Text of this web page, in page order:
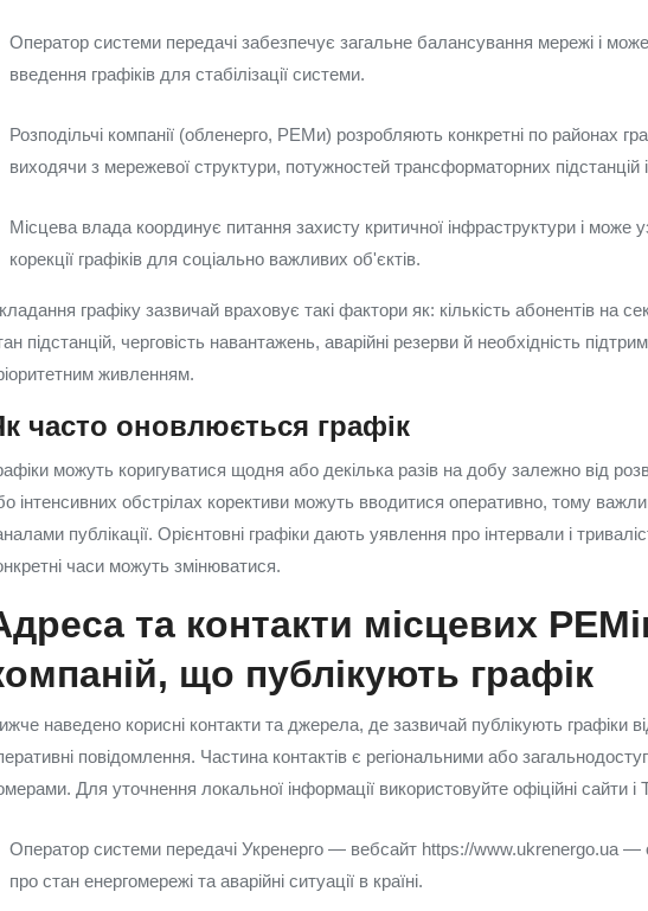
Оператор системи передачі забезпечує загальне балансування мережі і може
введення графіків для стабілізації системи.
Розподільчі компанії (обленерго, РЕМи) розробляють конкретні по районах
виходячи з мережевої структури, потужностей трансформаторних підстанцій
Місцева влада координує питання захисту критичної інфраструктури і може
корекції графіків для соціально важливих об'єктів.
графіку зазвичай враховує такі фактори як: кількість абонентів на
підстанцій, черговість навантажень, аварійні резерви й необхідність
живленням.
часто оновлюється графік
можуть коригуватися щодня або декілька разів на добу залежно від
інтенсивних обстрілах корективи можуть вводитися оперативно, тому
публікації. Орієнтовні графіки дають уявлення про інтервали і
часи можуть змінюватися.
та контакти місцевих
що публікують графік
наведено корисні контакти та джерела, де зазвичай публікують графіки
повідомлення. Частина контактів є регіональними або
Для уточнення локальної інформації використовуйте офіційні сайти і
Оператор системи передачі Укренерго — вебсайт https://www.ukrenergo.ua —
про стан енергомережі та аварійні ситуації в країні.